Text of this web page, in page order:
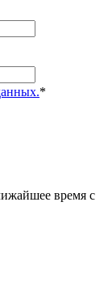
*
время с